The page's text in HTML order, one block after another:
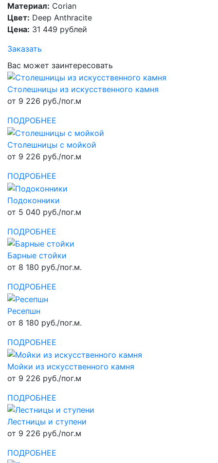
Материал: Corian
Цвет: Deep Anthracite
Цена: 31 449 рублей
Заказать
Вас может заинтересовать
Столешницы из искусственного камня
от 9 226 руб./пог.м
ПОДРОБНЕЕ
Столешницы с мойкой
от 9 226 руб./пог.м
ПОДРОБНЕЕ
Подоконники
от 5 040 руб./пог.м
ПОДРОБНЕЕ
Барные стойки
от 8 180 руб./пог.м.
ПОДРОБНЕЕ
Ресепшн
от 8 180 руб./пог.м.
ПОДРОБНЕЕ
Мойки из искусственного камня
от 9 226 руб./пог.м
ПОДРОБНЕЕ
Лестницы и ступени
от 9 226 руб./пог.м
ПОДРОБНЕЕ